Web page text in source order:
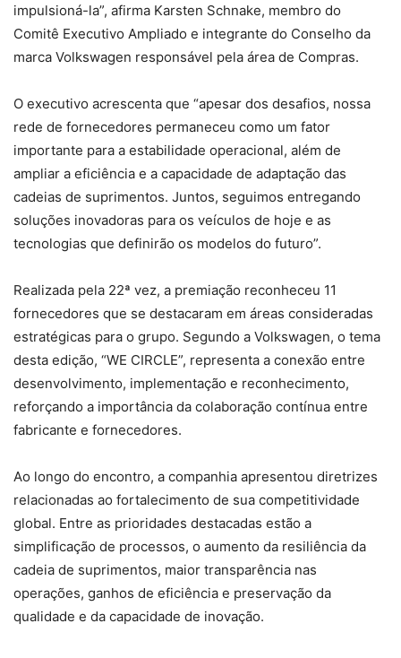
impulsioná-la”, afirma Karsten Schnake, membro do
Comitê Executivo Ampliado e integrante do Conselho da
marca Volkswagen responsável pela área de Compras.
O executivo acrescenta que “apesar dos desafios, nossa
rede de fornecedores permaneceu como um fator
importante para a estabilidade operacional, além de
ampliar a eficiência e a capacidade de adaptação das
cadeias de suprimentos. Juntos, seguimos entregando
soluções inovadoras para os veículos de hoje e as
tecnologias que definirão os modelos do futuro”.
Realizada pela 22ª vez, a premiação reconheceu 11
fornecedores que se destacaram em áreas consideradas
estratégicas para o grupo. Segundo a Volkswagen, o tema
desta edição, “WE CIRCLE”, representa a conexão entre
desenvolvimento, implementação e reconhecimento,
reforçando a importância da colaboração contínua entre
fabricante e fornecedores.
Ao longo do encontro, a companhia apresentou diretrizes
relacionadas ao fortalecimento de sua competitividade
global. Entre as prioridades destacadas estão a
simplificação de processos, o aumento da resiliência da
cadeia de suprimentos, maior transparência nas
operações, ganhos de eficiência e preservação da
qualidade e da capacidade de inovação.